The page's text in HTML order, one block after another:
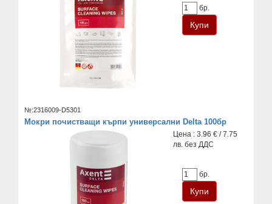
бр.
№:2316009-D5301
Мокри почистващи кърпи универсални Delta 100бр
Цена : 3.96 € / 7.75
лв. без ДДС
бр.